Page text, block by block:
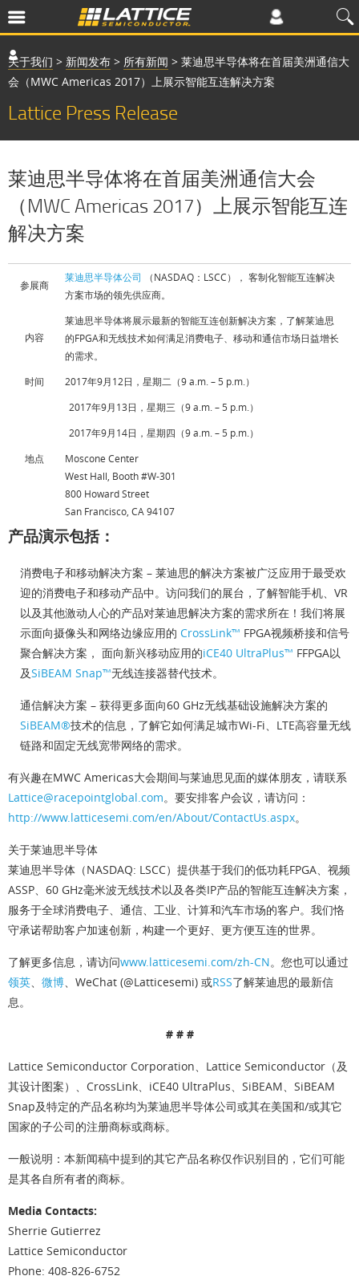
关于我们 > 新闻发布 > 所有新闻 > 莱迪思半导体将在首届美洲通信大
会（MWC Americas 2017）上展示智能互连解决方案
Lattice Press Release
莱迪思半导体将在首届美洲通信大会
（MWC Americas 2017）上展示智能互连
解决方案
参展商
莱迪思半导体公司
（NASDAQ：LSCC）， 客制化智能互连解决
方案市场的领先供应商。
内容
莱迪思半导体将展示最新的智能互连创新解决方案，了解莱迪思
的FPGA和无线技术如何满足消费电子、移动和通信市场日益增长
的需求。
时间
2017年9月12日，星期二（9 a.m. – 5 p.m.）
2017年9月13日，星期三（9 a.m. – 5 p.m.）
2017年9月14日，星期四（9 a.m. – 5 p.m.）
地点
Moscone Center
West Hall, Booth #W-301
800 Howard Street
San Francisco, CA 94107
产品演示包括：
消费电子和移动解决方案 – 莱迪思的解决方案被广泛应用于最受欢
迎的消费电子和移动产品中。访问我们的展台，了解智能手机、VR
以及其他激动人心的产品对莱迪思解决方案的需求所在！我们将展
示面向摄像头和网络边缘应用的 CrossLink™ FPGA视频桥接和信号
聚合解决方案， 面向新兴移动应用的iCE40 UltraPlus™ FFPGA以
及SiBEAM Snap™无线连接器替代技术。
通信解决方案 – 获得更多面向60 GHz无线基础设施解决方案的
SiBEAM®技术的信息，了解它如何满足城市Wi-Fi、LTE高容量无线
链路和固定无线宽带网络的需求。
有兴趣在MWC Americas大会期间与莱迪思见面的媒体朋友，请联系
Lattice@racepointglobal.com。要安排客户会议，请访问：
http://www.latticesemi.com/en/About/ContactUs.aspx。
关于莱迪思半导体
莱迪思半导体（NASDAQ: LSCC）提供基于我们的低功耗FPGA、视频
ASSP、60 GHz毫米波无线技术以及各类IP产品的智能互连解决方案，
服务于全球消费电子、通信、工业、计算和汽车市场的客户。我们恪
守承诺帮助客户加速创新，构建一个更好、更方便互连的世界。
了解更多信息，请访问www.latticesemi.com/zh-CN。您也可以通过
领英、 微博、WeChat (@Latticesemi) 或RSS了解莱迪思的最新信
息。
# # #
Lattice Semiconductor Corporation、Lattice Semiconductor（及
其设计图案）、CrossLink、iCE40 UltraPlus、SiBEAM、SiBEAM
Snap及特定的产品名称均为莱迪思半导体公司或其在美国和/或其它
国家的子公司的注册商标或商标。
一般说明：本新闻稿中提到的其它产品名称仅作识别目的，它们可能
是其各自所有者的商标。
Media Contacts:
Sherrie Gutierrez
Lattice Semiconductor
Phone: 408-826-6752